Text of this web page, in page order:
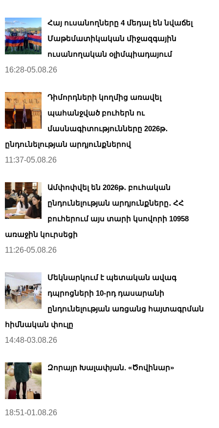
Հայ ուսանողները 4 մեդալ են նվաճել
Մաթեմատիկական միջազգային
ուսանողական օլիմպիադայում
16:28-05.08.26
Դիմորդների կողմից առավել
պահանջված բուհերն ու
մասնագիտությունները 2026թ․
ընդունելության արդյունքներով
11:37-05.08.26
Ամփոփվել են 2026թ․ բուհական
ընդունելության արդյունքները․ ՀՀ
բուհերում այս տարի կսովորի 10958
առաջին կուրսեցի
11:26-05.08.26
Մեկնարկում է պետական ավագ
դպրոցների 10-րդ դասարանի
ընդունելության առցանց հայտագրման
հիմնական փուլը
14:48-03.08.26
Զորայր Խալափյան. «Ծովինար»
18:51-01.08.26